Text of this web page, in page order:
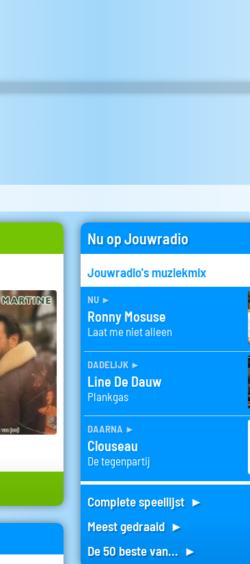
Nu op Jouwradio
Jouwradio's muziekmix
nu ►
Ronny Mosuse
Laat me niet alleen
dadelijk ►
Line De Dauw
Plankgas
daarna ►
Clouseau
De tegenpartij
Complete speellijst ►
Meest gedraaid ►
De 50 beste van... ►